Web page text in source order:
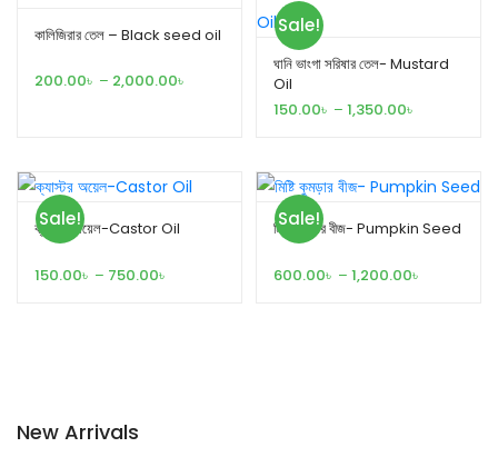
কালিজিরার তেল – Black seed oil
200.00৳ – 2,000.00৳
Sale!
ঘানি ভাংগা সরিষার তেল- Mustard
Oil
150.00৳ – 1,350.00৳
Sale!
ক্যাস্টর অয়েল-Castor Oil
150.00৳ – 750.00৳
Sale!
মিষ্টি কুমড়ার বীজ- Pumpkin Seed
600.00৳ – 1,200.00৳
New Arrivals